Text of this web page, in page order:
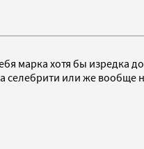
марка хотя бы изредка
или же вообще